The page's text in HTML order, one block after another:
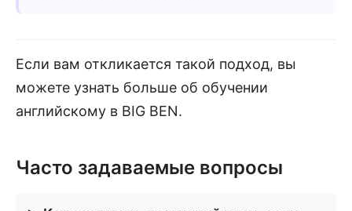
Если вам откликается такой подход, вы
можете узнать больше об обучении
английскому в BIG BEN.
Часто задаваемые вопросы